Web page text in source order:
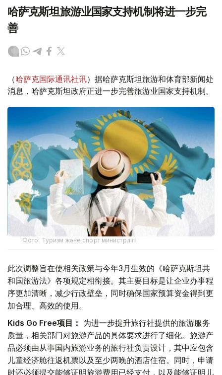
哈萨克斯坦旅游业国家支持机制将进一步完
善
（哈萨克国际通讯社讯）据哈萨克斯坦旅游和体育部新闻处
消息，哈萨克斯坦政府正进一步完善旅游业国家支持机制。
Фото: Туризм және спорт министрлігі
此次调整旨在使相关政策与今年3月生效的《哈萨克斯坦共
和国旅游法》各项规定相衔接。其主要目标是让企业办事程
序更加清晰，减少行政壁垒，同时确保国家预算资金得到更
加合理、高效的使用。
Kids Go Free项目： 为进一步提升旅行社提供的旅游服务
质量，相关部门对旅游产品的具体要求进行了细化。旅游产
品必须由从事国内旅游业务的旅行社负责设计，其中应包含
儿童经济舱往返机票以及至少两晚的酒店住宿。同时，申请
时还必须提交能够证明旅游费用已经支付，以及能够证明儿